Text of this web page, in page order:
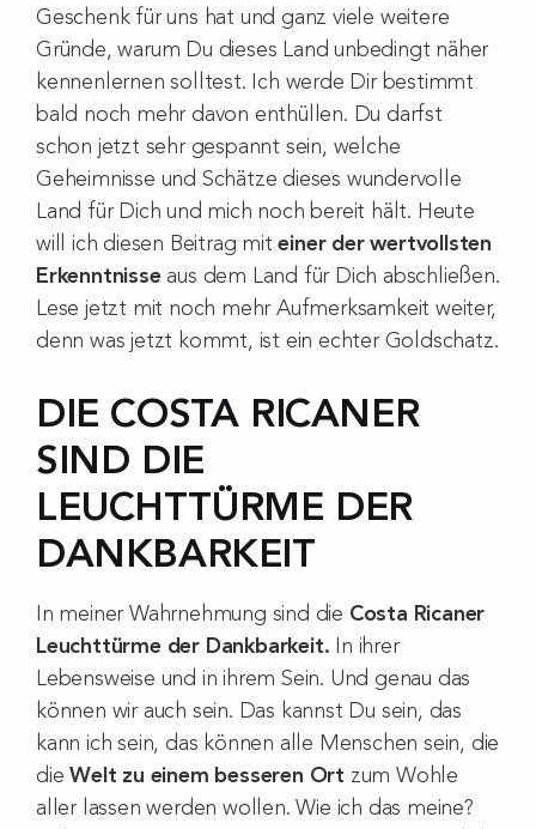
Geschenk für uns hat und ganz viele weitere
Gründe, warum Du dieses Land unbedingt näher
kennenlernen solltest. Ich werde Dir bestimmt
bald noch mehr davon enthüllen. Du darfst
schon jetzt sehr gespannt sein, welche
Geheimnisse und Schätze dieses wundervolle
Land für Dich und mich noch bereit hält. Heute
will ich diesen Beitrag miteiner der wertvollsten
Erkenntnisseaus dem Land für Dich abschließen.
Lese jetzt mit noch mehr Aufmerksamkeit weiter,
denn was jetzt kommt, ist ein echter Goldschatz.
DIE COSTA RICANER
SIND DIE
LEUCHTTÜRME DER
DANKBARKEIT
In meiner Wahrnehmung sind die Costa Ricaner
Leuchttürme der Dankbarkeit. In ihrer
Lebensweise und in ihrem Sein. Und genau das
können wir auch sein. Das kannst Du sein, das
kann ich sein, das können alle Menschen sein, die
dieWelt zu einem besseren Ort zum Wohle
aller lassen werden wollen. Wie ich das meine?